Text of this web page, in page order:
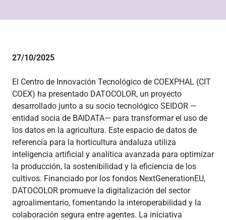
27/10/2025
El Centro de Innovación Tecnológico de COEXPHAL (CIT
COEX) ha presentado DATOCOLOR, un proyecto
desarrollado junto a su socio tecnológico SEIDOR —
entidad socia de BAIDATA— para transformar el uso de
los datos en la agricultura. Este espacio de datos de
referencia para la horticultura andaluza utiliza
inteligencia artificial y analítica avanzada para optimizar
la producción, la sostenibilidad y la eficiencia de los
cultivos. Financiado por los fondos NextGenerationEU,
DATOCOLOR promueve la digitalización del sector
agroalimentario, fomentando la interoperabilidad y la
colaboración segura entre agentes. La iniciativa